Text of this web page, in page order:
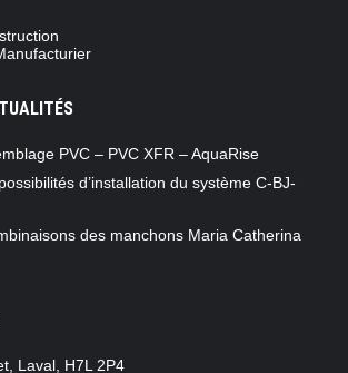
PVC – PVC XFR – AquaRise
d’installation du système C-BJ-
des manchons Maria Catherina
Laval, H7L 2P4